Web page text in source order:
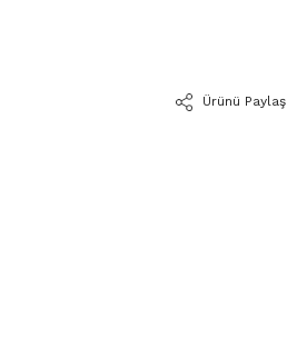
Ürünü Paylaş